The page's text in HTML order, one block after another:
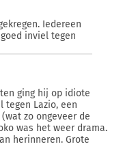
Iedereen
inviel tegen
ging hij op idiote
tegen Lazio, een
zo ongeveer de
was het weer drama.
herinneren. Grote